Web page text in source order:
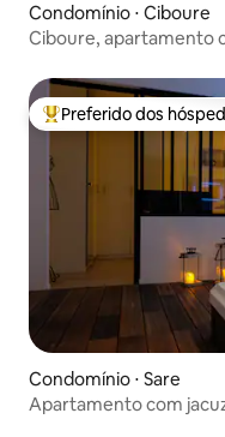
Condomínio ⋅ Ciboure
Ciboure, apartamento
Entre os melhores
Preferido dos
Condomínio ⋅ Sare
Apartamento com